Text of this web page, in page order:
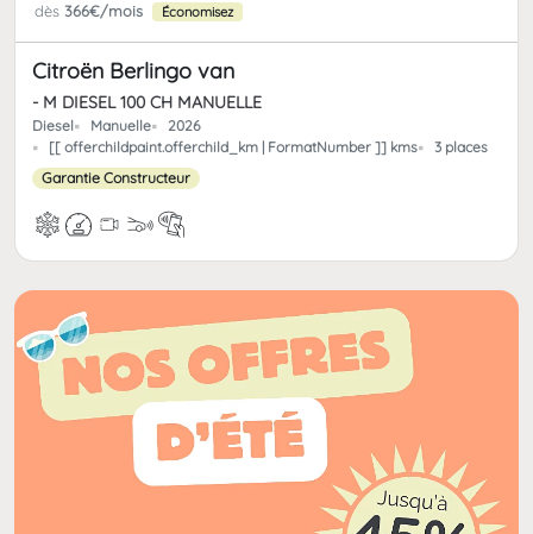
dès 366€/mois Économisez
Citroën Berlingo van
- M DIESEL 100 CH MANUELLE
Diesel Manuelle
2026
[[ offerchildpaint.offerchild_km | FormatNumber ]] kms
3 places
Garantie Constructeur